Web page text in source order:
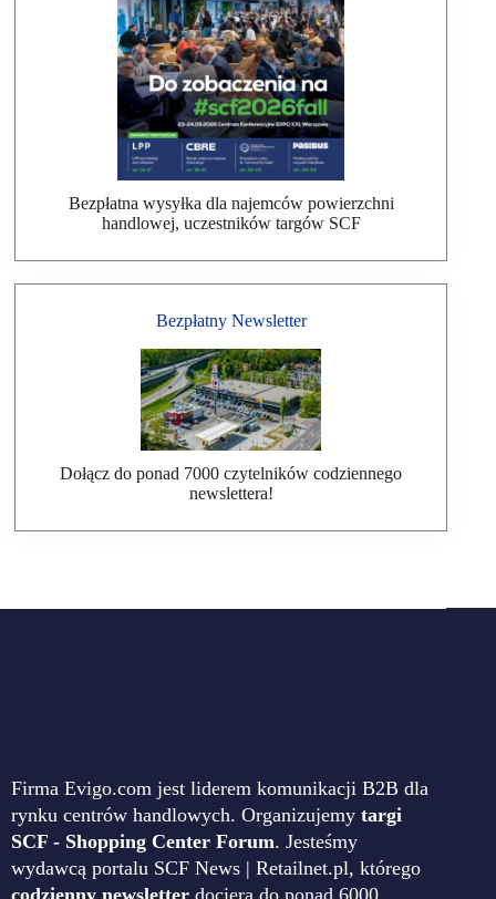
Bezpłatna wysyłka dla najemców powierzchni
handlowej, uczestników targów SCF
Bezpłatny Newsletter
Dołącz do ponad 7000 czytelników codziennego
newslettera!
Firma Evigo.com jest liderem komunikacji B2B dla
rynku centrów handlowych. Organizujemy targi
SCF - Shopping Center Forum. Jesteśmy
wydawcą portalu SCF News | Retailnet.pl, którego